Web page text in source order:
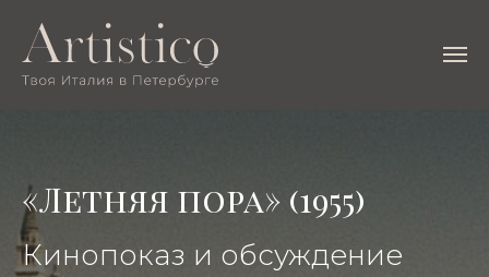
«Летняя пора» (1955)
Кинопоказ и обсуждение